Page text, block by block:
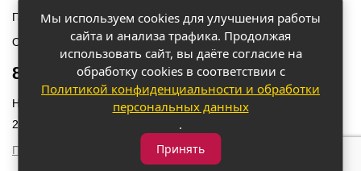
Гарантии
Оплата и доставка
8 (918) 087-12-00
Наш адрес: г. Краснодар, ул. Бородинская 156/9
2023 © «Мебель 2x2» Все права защищены
Политика конфиденциальности
Мы используем cookies для улучшения работы
сайта и анализа трафика. Продолжая
использовать сайт, вы даёте согласие на
обработку cookies в соответствии с
Политикой конфиденциальности и обработки
персональных данных
.
Принять